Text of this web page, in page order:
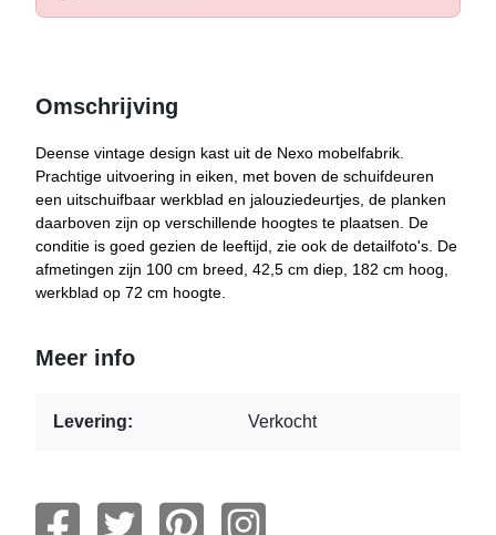
Omschrijving
Deense vintage design kast uit de Nexo mobelfabrik.
Prachtige uitvoering in eiken, met boven de schuifdeuren
een uitschuifbaar werkblad en jalouziedeurtjes, de planken
daarboven zijn op verschillende hoogtes te plaatsen. De
conditie is goed gezien de leeftijd, zie ook de detailfoto's. De
afmetingen zijn 100 cm breed, 42,5 cm diep, 182 cm hoog,
werkblad op 72 cm hoogte.
Meer info
Levering: Verkocht